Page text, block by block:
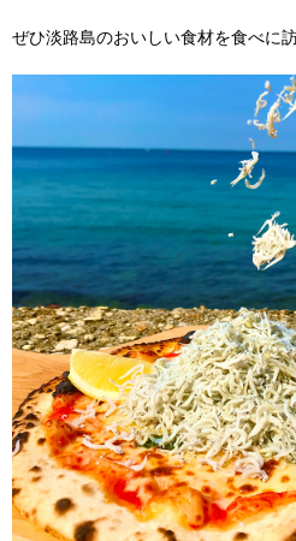
ぜひ淡路島のおいしい食材を食べに